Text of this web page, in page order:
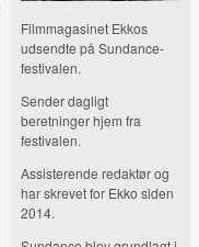
Filmmagasinet Ekkos
udsendte på Sundance-
festivalen.
Sender dagligt
beretninger hjem fra
festivalen.
Assisterende redaktør og
har skrevet for Ekko siden
2014.